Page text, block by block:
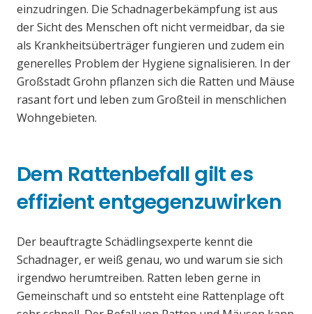
einzudringen. Die Schadnagerbekämpfung ist aus
der Sicht des Menschen oft nicht vermeidbar, da sie
als Krankheitsüberträger fungieren und zudem ein
generelles Problem der Hygiene signalisieren. In der
Großstadt Grohn pflanzen sich die Ratten und Mäuse
rasant fort und leben zum Großteil in menschlichen
Wohngebieten.
Dem Rattenbefall gilt es
effizient entgegenzuwirken
Der beauftragte Schädlingsexperte kennt die
Schadnager, er weiß genau, wo und warum sie sich
irgendwo herumtreiben. Ratten leben gerne in
Gemeinschaft und so entsteht eine Rattenplage oft